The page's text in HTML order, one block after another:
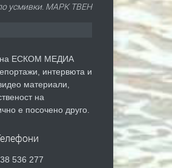
усмивки. МАРК ТВЕН
на ЕСКОМ МЕДИА
интервюта и
материали,
на
е посочено друго.
536 277